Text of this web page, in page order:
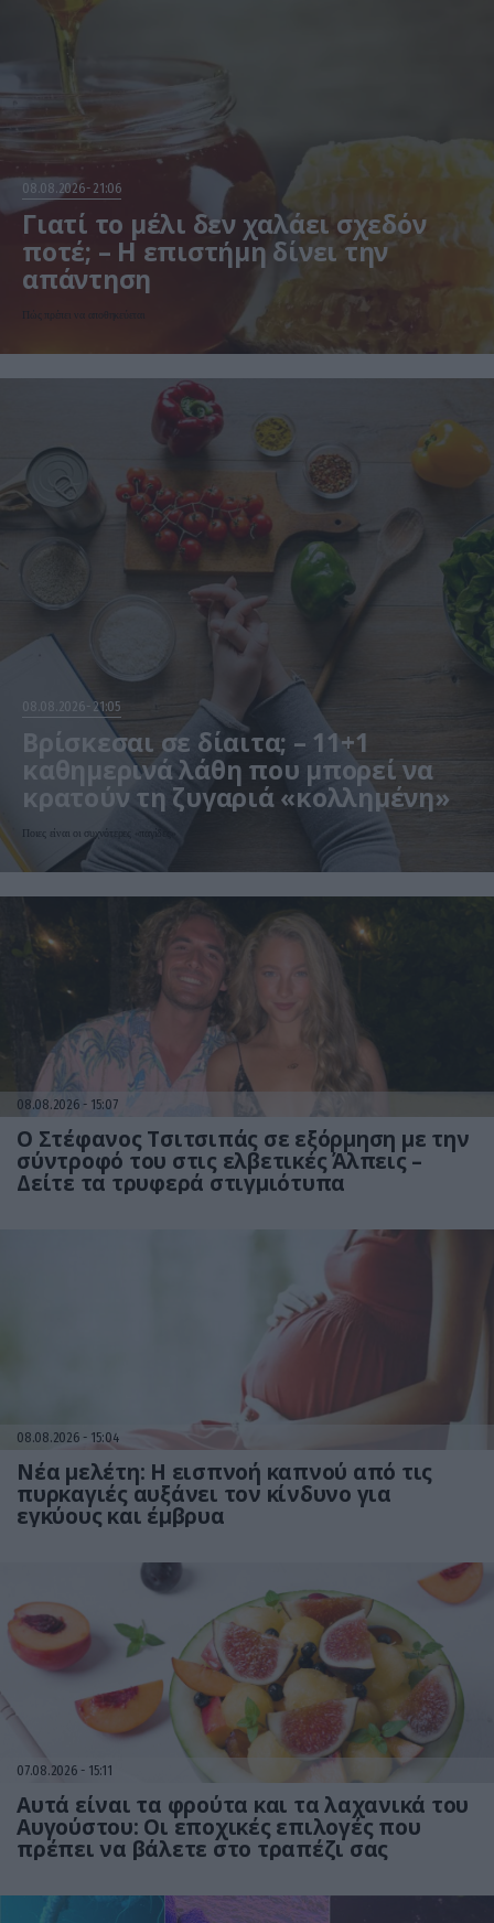
08.08.2026 21:06
Γιατί το μέλι δεν χαλάει σχεδόν
ποτέ; – Η επιστήμη δίνει την
απάντηση
Πώς πρέπει να αποθηκεύεται
08.08.2026 21:05
Βρίσκεσαι σε δίαιτα; – 11+1
καθημερινά λάθη που μπορεί να
κρατούν τη ζυγαριά «κολλημένη»
Ποιες είναι οι συχνότερες «παγίδες»
08.08.2026 15:07
Ο Στέφανος Τσιτσιπάς σε εξόρμηση με την
σύντροφό του στις ελβετικές Άλπεις –
Δείτε τα τρυφερά στιγμιότυπα
08.08.2026 15:04
Νέα μελέτη: Η εισπνοή καπνού από τις
πυρκαγιές αυξάνει τον κίνδυνο για
εγκύους και έμβρυα
07.08.2026 15:11
Αυτά είναι τα φρούτα και τα λαχανικά του
Αυγούστου: Οι εποχικές επιλογές που
πρέπει να βάλετε στο τραπέζι σας